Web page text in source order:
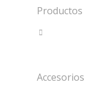
Productos
Accesorios